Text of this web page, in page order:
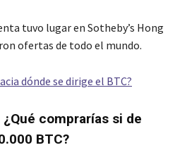
tuvo lugar en Sotheby’s Hong
ofertas de todo el mundo.
dónde se dirige el BTC?
comprarías si de
BTC?